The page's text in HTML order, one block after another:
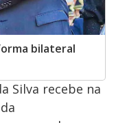
bilateral
Silva recebe na